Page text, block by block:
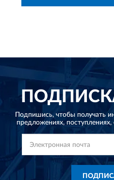
Подпишись, чтобы получать
предложениях,